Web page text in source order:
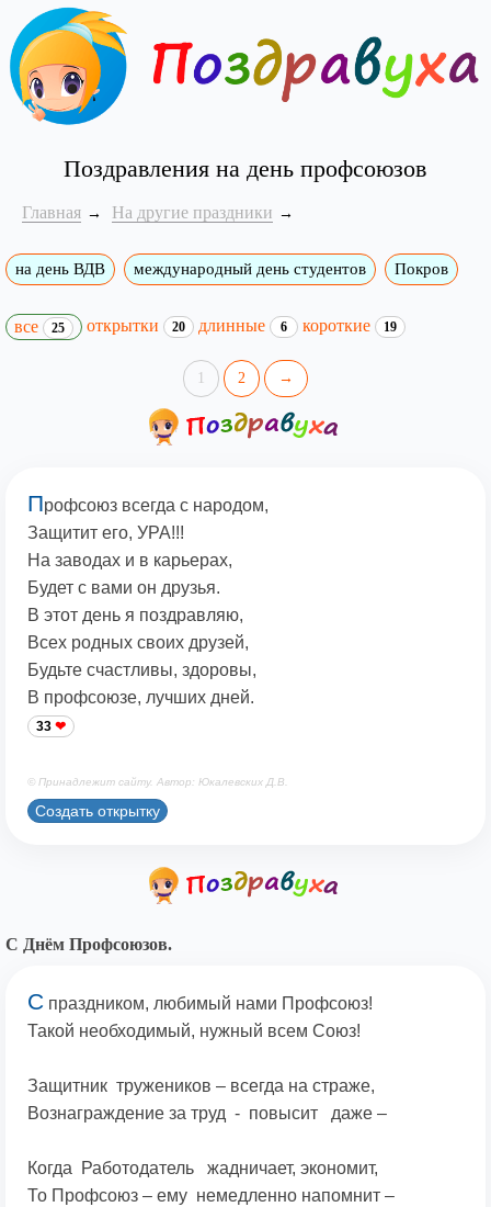
Поздравления на день профсоюзов
Главная На другие праздники
на день ВДВ международный день студентов Покров
все 25 открытки 20 длинные 6 короткие 19
1 2 →
Профсоюз всегда с народом,
Защитит его, УРА!!!
На заводах и в карьерах,
Будет с вами он друзья.
В этот день я поздравляю,
Всех родных своих друзей,
Будьте счастливы, здоровы,
В профсоюзе, лучших дней.
33
© Принадлежит сайту. Автор: Юкалевских Д.В.
Создать открытку
С Днём Профсоюзов.
С праздником, любимый нами Профсоюз!
Такой необходимый, нужный всем Союз!
Защитник тружеников – всегда на страже,
Вознаграждение за труд - повысит даже –
Когда Работодатель жадничает, экономит,
То Профсоюз – ему немедленно напомнит –